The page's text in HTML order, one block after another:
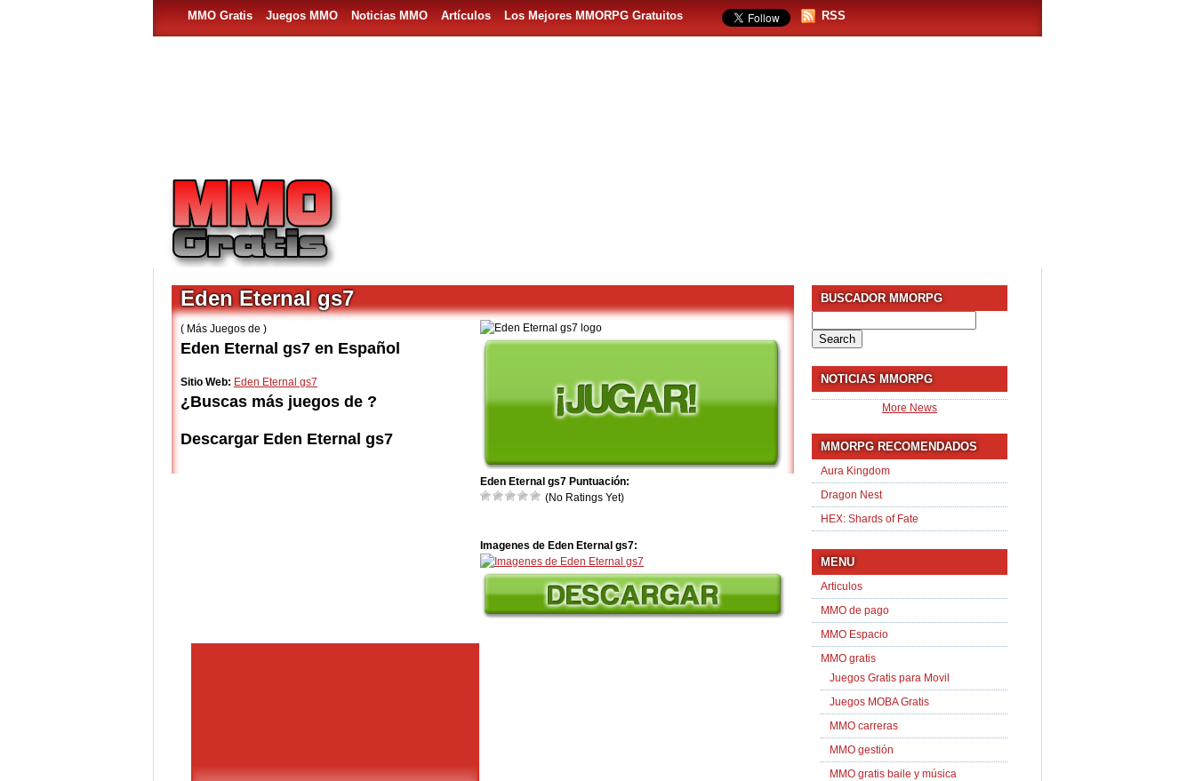
MMO Gratis Juegos MMO Noticias MMO Artículos Los Mejores MMORPG Gratuitos RSS
Eden Eternal gs7 Puntuación:
(No Ratings Yet)
Imagenes de Eden Eternal gs7:
Eden Eternal gs7
( Más Juegos de )
Eden Eternal gs7 en Español
Sitio Web: Eden Eternal gs7
¿Buscas más juegos de ?
Descargar Eden Eternal gs7
BUSCADOR MMORPG
for:
NOTICIAS MMORPG
More News
MMORPG RECOMENDADOS
Aura Kingdom
Dragon Nest
HEX: Shards of Fate
MENU
Articulos
MMO de pago
MMO Espacio
MMO gratis
Juegos Gratis para Movil
Juegos MOBA Gratis
MMO carreras
MMO gestión
MMO gratis baile y música